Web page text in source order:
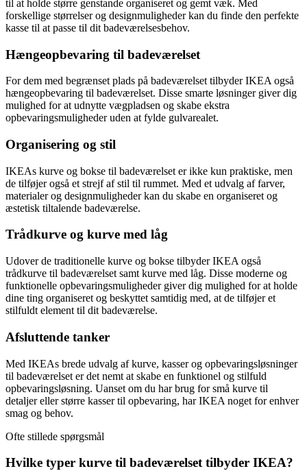
til at holde større genstande organiseret og gemt væk. Med
forskellige størrelser og designmuligheder kan du finde den perfekte
kasse til at passe til dit badeværelsesbehov.
Hængeopbevaring til badeværelset
For dem med begrænset plads på badeværelset tilbyder IKEA også
hængeopbevaring til badeværelset. Disse smarte løsninger giver dig
mulighed for at udnytte vægpladsen og skabe ekstra
opbevaringsmuligheder uden at fylde gulvarealet.
Organisering og stil
IKEAs kurve og bokse til badeværelset er ikke kun praktiske, men
de tilføjer også et strejf af stil til rummet. Med et udvalg af farver,
materialer og designmuligheder kan du skabe en organiseret og
æstetisk tiltalende badeværelse.
Trådkurve og kurve med låg
Udover de traditionelle kurve og bokse tilbyder IKEA også
trådkurve til badeværelset samt kurve med låg. Disse moderne og
funktionelle opbevaringsmuligheder giver dig mulighed for at holde
dine ting organiseret og beskyttet samtidig med, at de tilføjer et
stilfuldt element til dit badeværelse.
Afsluttende tanker
Med IKEAs brede udvalg af kurve, kasser og opbevaringsløsninger
til badeværelset er det nemt at skabe en funktionel og stilfuld
opbevaringsløsning. Uanset om du har brug for små kurve til
detaljer eller større kasser til opbevaring, har IKEA noget for enhver
smag og behov.
Ofte stillede spørgsmål
Hvilke typer kurve til badeværelset tilbyder IKEA?